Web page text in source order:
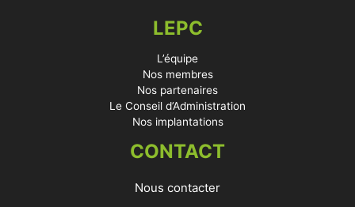
LEPC
L’équipe
Nos membres
Nos partenaires
Le Conseil d’Administration
Nos implantations
CONTACT
Nous contacter